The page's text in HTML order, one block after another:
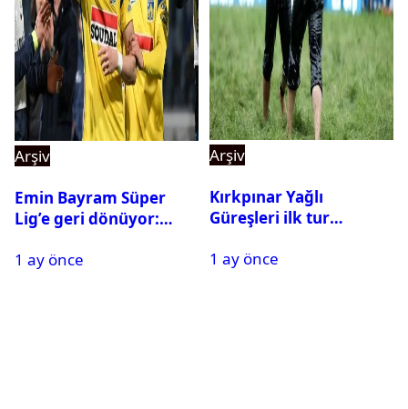
Arşiv
Emin Bayram Süper
Lig’e geri dönüyor:
1 ay önce
Arşiv
Kırkpınar Yağlı
Güreşleri ilk tur
2. tura geçen
1 ay önce